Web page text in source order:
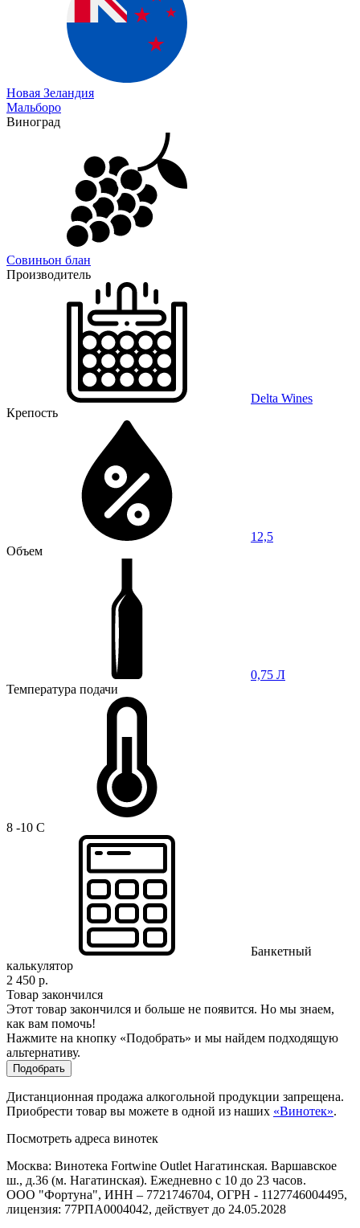
Новая Зеландия
Мальборо
Виноград
Совиньон блан
Производитель
Delta Wines
Крепость
12,5
Объем
0,75 Л
Температура подачи
8 -10 C
Банкетный
калькулятор
2 450 р.
Товар закончился
Этот товар закончился и больше не появится. Но мы знаем,
как вам помочь!
Нажмите на кнопку «Подобрать» и мы найдем подходящую
альтернативу.
Подобрать
Дистанционная продажа алкогольной продукции запрещена.
Приобрести товар вы можете в одной из наших «Винотек».
Посмотреть адреса винотек
Москва: Винотека Fortwine Outlet Нагатинская. Варшавское
ш., д.36 (м. Нагатинская). Ежедневно с 10 до 23 часов.
ООО "Фортуна", ИНН – 7721746704, ОГРН - 1127746004495,
лицензия: 77РПА0004042, действует до 24.05.2028